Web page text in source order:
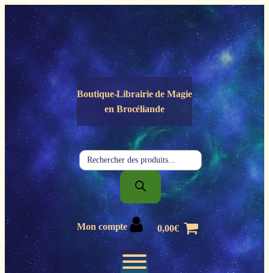
Panneau de gestion des cookies
Boutique-Librairie deMagie
en Brocéliande
Recherche
de
produits
Mon compte 0,00€